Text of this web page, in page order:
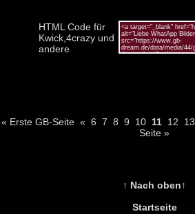
HTML Code für
Kwick,4crazy und
andere
« Erste GB-Seite « 6 7 8 9 10 11 12 13
Seite »
↑ Nach oben↑
Startseite